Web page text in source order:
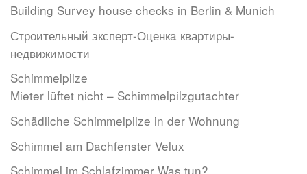
Building Survey house checks in Berlin & Munich
Строительный эксперт-Оценкa квартиры-
недвижимости
Schimmelpilze
Mieter lüftet nicht – Schimmelpilzgutachter
Schädliche Schimmelpilze in der Wohnung
Schimmel am Dachfenster Velux
Schimmel im Schlafzimmer Was tun?